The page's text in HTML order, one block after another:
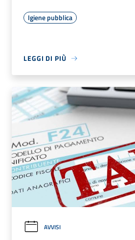
Igiene pubblica
LEGGI DI PIÙ
AVVISI